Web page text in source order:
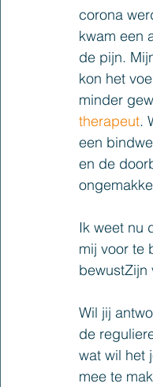
corona
kwam een
de pijn.
kon het
minder
therapeut.
een
en de
Ik weet nu
mij voor te
bewustZijn
Wil jij
de
wat wil het
mee te